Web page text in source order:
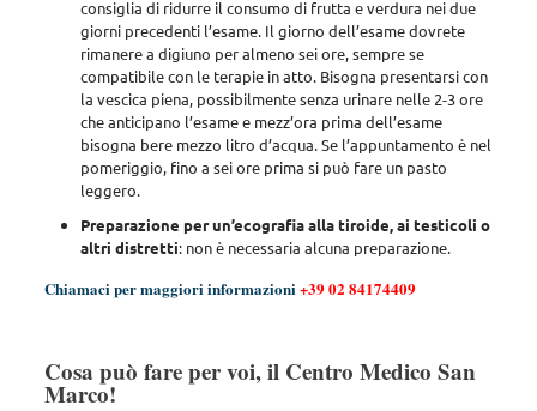
consiglia di ridurre il consumo di frutta e verdura nei due
giorni precedenti l’esame. Il giorno dell’esame dovrete
rimanere a digiuno per almeno sei ore, sempre se
compatibile con le terapie in atto. Bisogna presentarsi con
la vescica piena, possibilmente senza urinare nelle 2-3 ore
che anticipano l’esame e mezz’ora prima dell’esame
bisogna bere mezzo litro d’acqua. Se l’appuntamento è nel
pomeriggio, fino a sei ore prima si può fare un pasto
leggero.
Preparazione per un’ecografia alla tiroide, ai testicoli o
altri distretti: non è necessaria alcuna preparazione.
Chiamaci per maggiori informazioni+39 02 84174409
Cosa può fare per voi, il Centro Medico San
Marco!